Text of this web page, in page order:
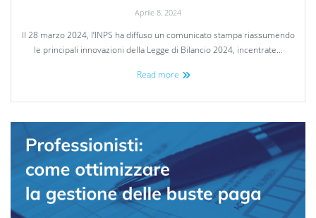
Aprile 8, 2024
Il 28 marzo 2024, l’INPS ha diffuso un comunicato stampa riassumendo
le principali innovazioni della Legge di Bilancio 2024, incentrate…
Read more